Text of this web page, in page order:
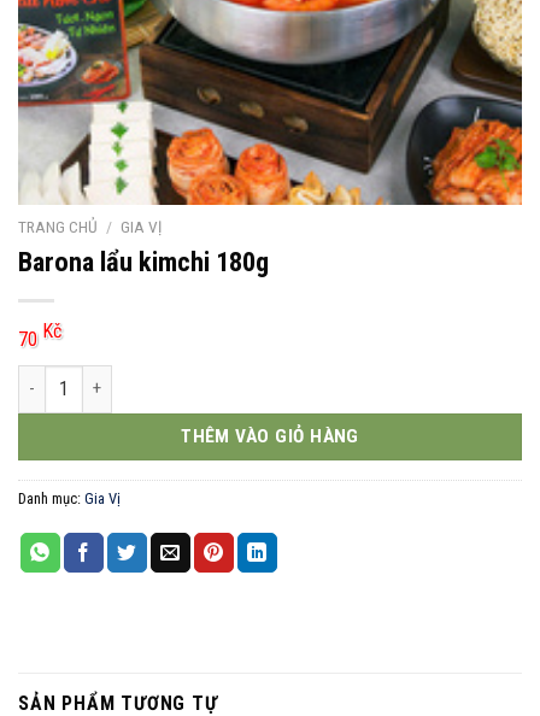
TRANG CHỦ / GIA VỊ
Barona lẩu kimchi 180g
70 Kč
Barona lẩu kimchi 180g số lượng
THÊM VÀO GIỎ HÀNG
Danh mục: Gia Vị
SẢN PHẨM TƯƠNG TỰ